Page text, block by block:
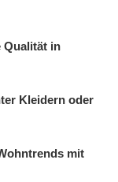
Qualität in
Kleidern oder
mit